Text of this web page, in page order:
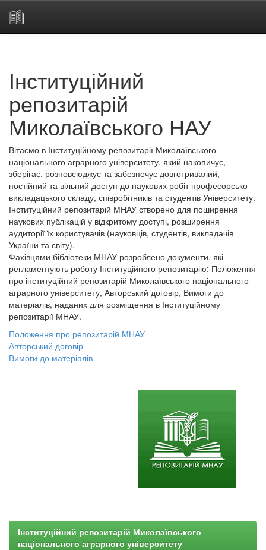
Інституційний
репозитарій
Миколаївського НАУ
Вітаємо в Інституційному репозитарії Миколаївського
національного аграрного університету, який накопичує,
зберігає, розповсюджує та забезпечує довготривалий,
постійний та вільний доступ до наукових робіт професорсько-
викладацького складу, співробітників та студентів Університету.
Інституційний репозитарій МНАУ створено для поширення
наукових публікацій у відкритому доступі, розширення
аудиторії їх користувачів (науковців, студентів, викладачів
України та світу).
Фахівцями бібліотеки МНАУ розроблено документи, які
регламентують роботу Інституційного репозитарію: Положення
про інституційний репозитарій Миколаївського національного
аграрного університету, Авторський договір, Вимоги до
матеріалів, наданих для розміщення в Інституційному
репозитарії МНАУ.
Положення про репозитарій МНАУ
Авторський договір
Вимоги до матеріалів
Інституційний репозитарій Миколаївського
національного аграрного університету